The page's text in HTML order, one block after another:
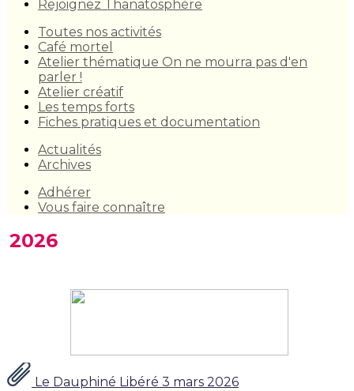
Rejoignez Thanatosphère
Toutes nos activités
Café mortel
Atelier thématique On ne mourra pas d'en
parler !
Atelier créatif
Les temps forts
Fiches pratiques et documentation
Actualités
Archives
Adhérer
Vous faire connaître
2026
Le Dauphiné Libéré 3 mars 2026